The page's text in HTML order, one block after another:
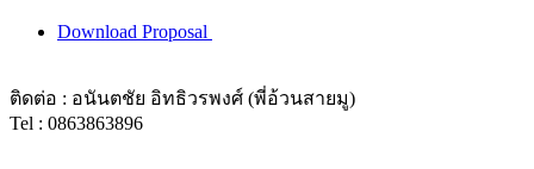
Download Proposal
ติดต่อ : อนันตชัย อิทธิวรพงศ์ (พี่อ้วนสายมู)
Tel : 0863863896